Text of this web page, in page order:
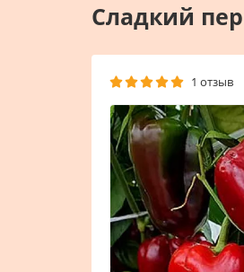
Сладкий
1 отзыв